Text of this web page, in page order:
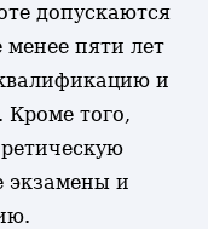
допускаются
пяти лет
и
Кроме того,
экзамены и